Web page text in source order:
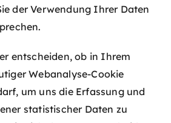
der Verwendung Ihrer Daten
entscheiden, ob in Ihrem
Webanalyse-Cookie
um uns die Erfassung und
statistischer Daten zu